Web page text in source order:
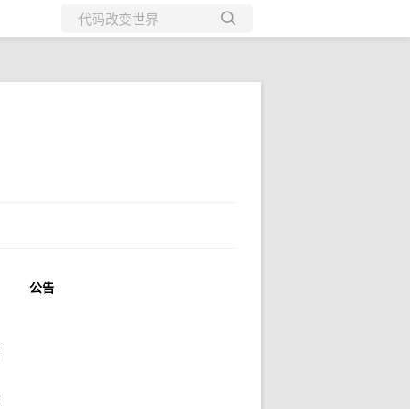
当前博客
公告